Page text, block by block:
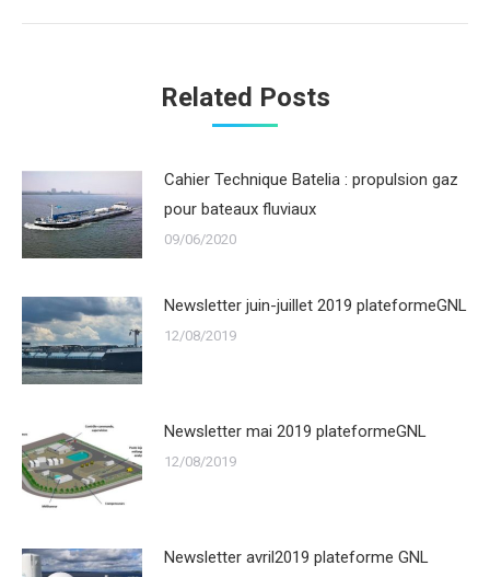
commentaire
Related Posts
Cahier Technique Batelia : propulsion gaz
pour bateaux fluviaux
09/06/2020
Newsletter juin-juillet 2019 plateformeGNL
12/08/2019
Newsletter mai 2019 plateformeGNL
12/08/2019
Newsletter avril2019 plateforme GNL